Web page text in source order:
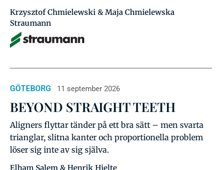
Krzysztof Chmielewski & Maja Chmielewska
Straumann
GÖTEBORG 11 september 2026
BEYOND STRAIGHT TEETH
Aligners flyttar tänder på ett bra sätt – men svarta
trianglar, slitna kanter och proportionella problem
löser sig inte av sig själva.
Elham Salem & Henrik Hjelte